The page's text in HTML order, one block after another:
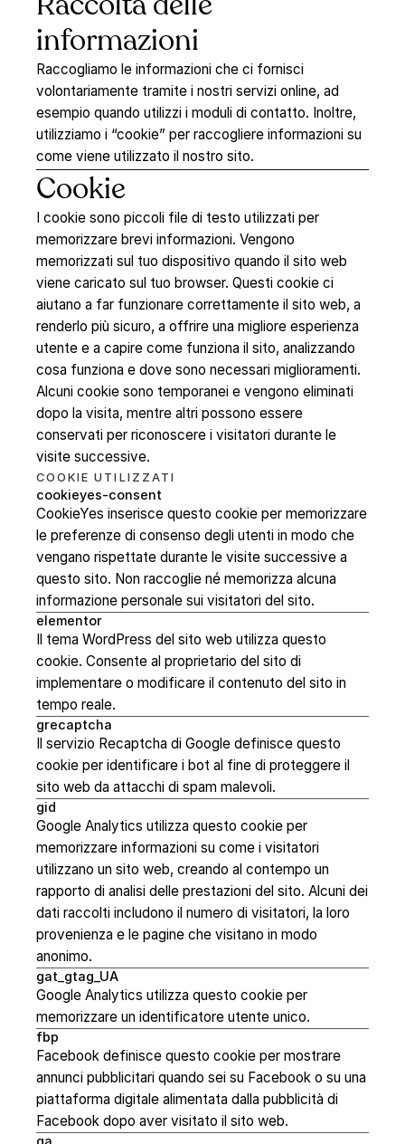
informazioni
Raccogliamo le informazioni che ci fornisci
volontariamente tramite i nostri servizi online, ad
esempio quando utilizzi i moduli di contatto. Inoltre,
utilizziamo i “cookie” per raccogliere informazioni su
come viene utilizzato il nostro sito.
Cookie
I cookie sono piccoli file di testo utilizzati per
memorizzare brevi informazioni. Vengono
memorizzati sul tuo dispositivo quando il sito web
viene caricato sul tuo browser. Questi cookie ci
aiutano a far funzionare correttamente il sito web, a
renderlo più sicuro, a offrire una migliore esperienza
utente e a capire come funziona il sito, analizzando
cosa funziona e dove sono necessari miglioramenti.
Alcuni cookie sono temporanei e vengono eliminati
dopo la visita, mentre altri possono essere
conservati per riconoscere i visitatori durante le
visite successive.
COOKIE UTILIZZATI
cookieyes-consent
CookieYes inserisce questo cookie per memorizzare
le preferenze di consenso degli utenti in modo che
vengano rispettate durante le visite successive a
questo sito. Non raccoglie né memorizza alcuna
informazione personale sui visitatori del sito.
elementor
Il tema WordPress del sito web utilizza questo
cookie. Consente al proprietario del sito di
implementare o modificare il contenuto del sito in
tempo reale.
grecaptcha
Il servizio Recaptcha di Google definisce questo
cookie per identificare i bot al fine di proteggere il
sito web da attacchi di spam malevoli.
gid
Google Analytics utilizza questo cookie per
memorizzare informazioni su come i visitatori
utilizzano un sito web, creando al contempo un
rapporto di analisi delle prestazioni del sito. Alcuni dei
dati raccolti includono il numero di visitatori, la loro
provenienza e le pagine che visitano in modo
anonimo.
gat_gtag_UA
Google Analytics utilizza questo cookie per
memorizzare un identificatore utente unico.
fbp
Facebook definisce questo cookie per mostrare
annunci pubblicitari quando sei su Facebook o su una
piattaforma digitale alimentata dalla pubblicità di
Facebook dopo aver visitato il sito web.
ga